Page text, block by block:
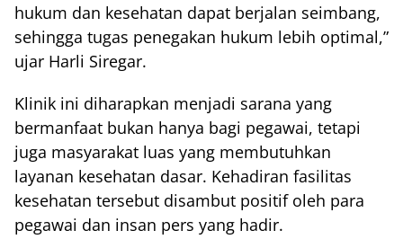
hukum dan kesehatan dapat berjalan seimbang,
sehingga tugas penegakan hukum lebih optimal,”
ujar Harli Siregar.
Klinik ini diharapkan menjadi sarana yang
bermanfaat bukan hanya bagi pegawai, tetapi
juga masyarakat luas yang membutuhkan
layanan kesehatan dasar. Kehadiran fasilitas
kesehatan tersebut disambut positif oleh para
pegawai dan insan pers yang hadir.